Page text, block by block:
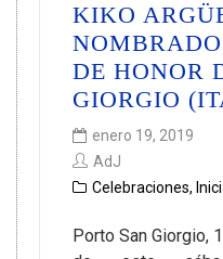
KIKO
DE HONOR
GIORGIO
enero 19, 2019
AdJ
Celebraciones,
Porto San Giorgio,